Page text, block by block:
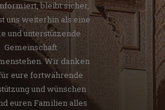
bleibt sicher,
uns weiterhin als eine
und unterstützende
Gemeinschaft
Wir danken
eure fortwährende
und wünschen
euren Familien alles